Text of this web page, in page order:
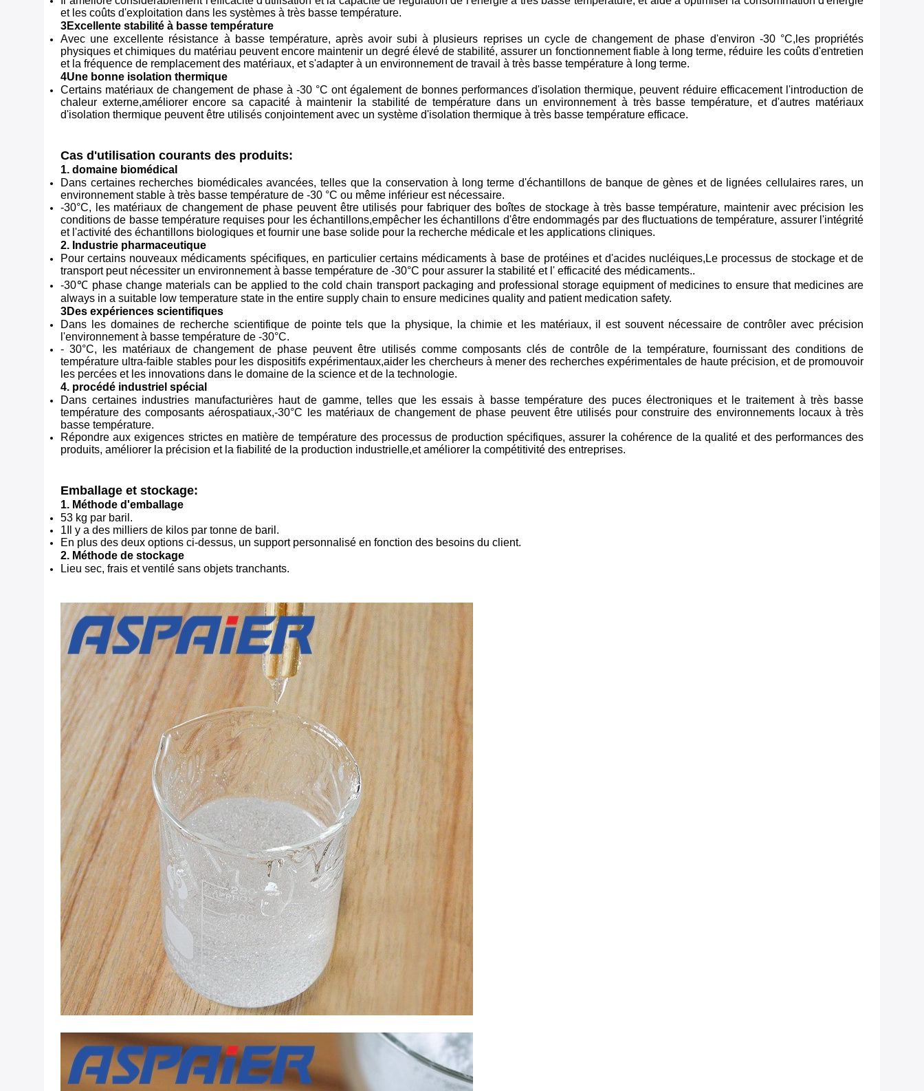
et les coûts d'exploitation dans les systèmes à très basse température.
3Excellente stabilité à basse température
Avec une excellente résistance à basse température, après avoir subi à plusieurs reprises un cycle de changement de phase d'environ -30 °C,les propriétés
physiques et chimiques du matériau peuvent encore maintenir un degré élevé de stabilité, assurer un fonctionnement fiable à long terme, réduire les coûts d'entretien
et la fréquence de remplacement des matériaux, et s'adapter à un environnement de travail à très basse température à long terme.
4Une bonne isolation thermique
Certains matériaux de changement de phase à -30 °C ont également de bonnes performances d'isolation thermique, peuvent réduire efficacement l'introduction de
chaleur externe,améliorer encore sa capacité à maintenir la stabilité de température dans un environnement à très basse température, et d'autres matériaux
d'isolation thermique peuvent être utilisés conjointement avec un système d'isolation thermique à très basse température efficace.
Cas d'utilisation courants des produits:
1. domaine biomédical
Dans certaines recherches biomédicales avancées, telles que la conservation à long terme d'échantillons de banque de gènes et de lignées cellulaires rares, un
environnement stable à très basse température de -30 °C ou même inférieur est nécessaire.
-30°C, les matériaux de changement de phase peuvent être utilisés pour fabriquer des boîtes de stockage à très basse température, maintenir avec précision les
conditions de basse température requises pour les échantillons,empêcher les échantillons d'être endommagés par des fluctuations de température, assurer l'intégrité
et l'activité des échantillons biologiques et fournir une base solide pour la recherche médicale et les applications cliniques.
2. Industrie pharmaceutique
Pour certains nouveaux médicaments spécifiques, en particulier certains médicaments à base de protéines et d'acides nucléiques,Le processus de stockage et de
transport peut nécessiter un environnement à basse température de -30°C pour assurer la stabilité et l' efficacité des médicaments..
-30℃ phase change materials can be applied to the cold chain transport packaging and professional storage equipment of medicines to ensure that medicines are
always in a suitable low temperature state in the entire supply chain to ensure medicines quality and patient medication safety.
3Des expériences scientifiques
Dans les domaines de recherche scientifique de pointe tels que la physique, la chimie et les matériaux, il est souvent nécessaire de contrôler avec précision
l'environnement à basse température de -30°C.
- 30°C, les matériaux de changement de phase peuvent être utilisés comme composants clés de contrôle de la température, fournissant des conditions de
température ultra-faible stables pour les dispositifs expérimentaux,aider les chercheurs à mener des recherches expérimentales de haute précision, et de promouvoir
les percées et les innovations dans le domaine de la science et de la technologie.
4. procédé industriel spécial
Dans certaines industries manufacturières haut de gamme, telles que les essais à basse température des puces électroniques et le traitement à très basse
température des composants aérospatiaux,-30°C les matériaux de changement de phase peuvent être utilisés pour construire des environnements locaux à très
basse température.
Répondre aux exigences strictes en matière de température des processus de production spécifiques, assurer la cohérence de la qualité et des performances des
produits, améliorer la précision et la fiabilité de la production industrielle,et améliorer la compétitivité des entreprises.
Emballage et stockage:
1. Méthode d'emballage
53 kg par baril.
1Il y a des milliers de kilos par tonne de baril.
En plus des deux options ci-dessus, un support personnalisé en fonction des besoins du client.
2. Méthode de stockage
Lieu sec, frais et ventilé sans objets tranchants.